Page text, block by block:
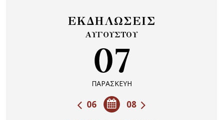
ΕΚΔΗΛΩΣΕΙΣ
ΑΥΓΟΥΣΤΟΥ
07
ΠΑΡΑΣΚΕΥΗ
08
06